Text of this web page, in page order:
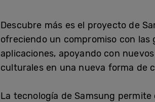
Descubre más es el proyecto de
ofreciendo un compromiso con
aplicaciones, apoyando con
culturales en una nueva forma de
La tecnología de Samsung